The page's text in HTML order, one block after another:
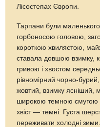
Лісостепах Європи.
Тарпани були
горбоносою головою,
короткою хвилястою,
ставала довшою взимку,
гривою і хвостом
рівномірний чорно-
жовтий, взимку
широкою темною смугою
хвіст — темні. Густа
переживати холодні